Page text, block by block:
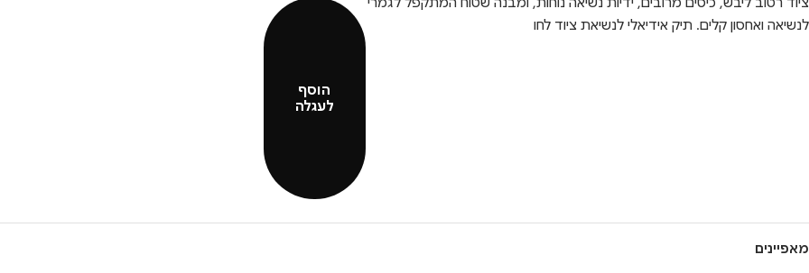
לנשיאה ואחסון קלים. תיק אידיאלי לנשיאת ציוד לחו
הוסף
לעגלה
מאפיינים